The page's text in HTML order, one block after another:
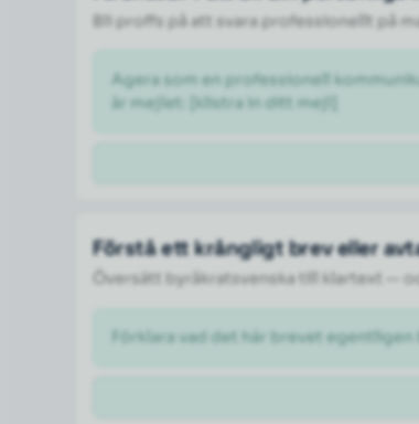
Bli proffs på att svara professionellt på
Agera som en professionell
är mejlet: [klistra in ditt mejl]
Förstå ett krångligt brev eller
Översätt byråkratsvenska till klartext —
Förklara vad det här brevet